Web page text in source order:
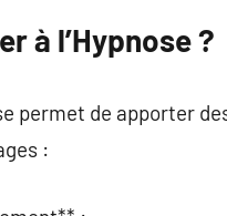
à l’Hypnose ?
permet de apporter
: